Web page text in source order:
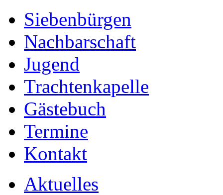
Siebenbürgen
Nachbarschaft
Jugend
Trachtenkapelle
Gästebuch
Termine
Kontakt
Aktuelles